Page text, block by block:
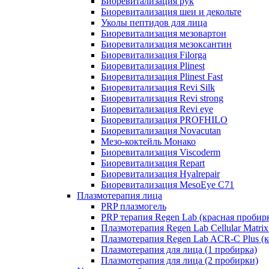
Биоревитализация шеи и декольте
Уколы пептидов для лица
Биоревитализация мезовартон
Биоревитализация мезоксантин
Биоревитализация Filorga
Биоревитализация Plinest
Биоревитализация Plinest Fast
Биоревитализация Revi Silk
Биоревитализация Revi strong
Биоревитализация Revi eye
Биоревитализация PROFHILO
Биоревитализация Novacutan
Мезо-коктейль Монако
Биоревитализация Viscoderm
Биоревитализация Repart
Биоревитализация Hyalrepair
Биоревитализация MesoEye C71
Плазмотерапия лица
PRP плазмогель
PRP терапия Regen Lab (красная
Плазмотерапия Regen Lab Cellular
Плазмотерапия Regen Lab ACR-C Plus
Плазмотерапия для лица (1 пробирка)
Плазмотерапия для лица (2 пробирки)